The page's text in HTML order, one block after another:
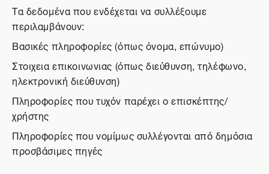
Τα δεδομένα που ενδέχεται να συλλέξουμε
περιλαμβάνουν:
Βασικές πληροφορίες (όπως όνομα, επώνυμο)
Στοιχεια επικοινωνιας (όπως διεύθυνση, τηλέφωνο,
ηλεκτρονική διεύθυνση)
Πληροφορίες που τυχόν παρέχει ο επισκέπτης/
χρήστης
Πληροφορίες που νομίμως συλλέγονται από δημόσια
προσβάσιμες πηγές